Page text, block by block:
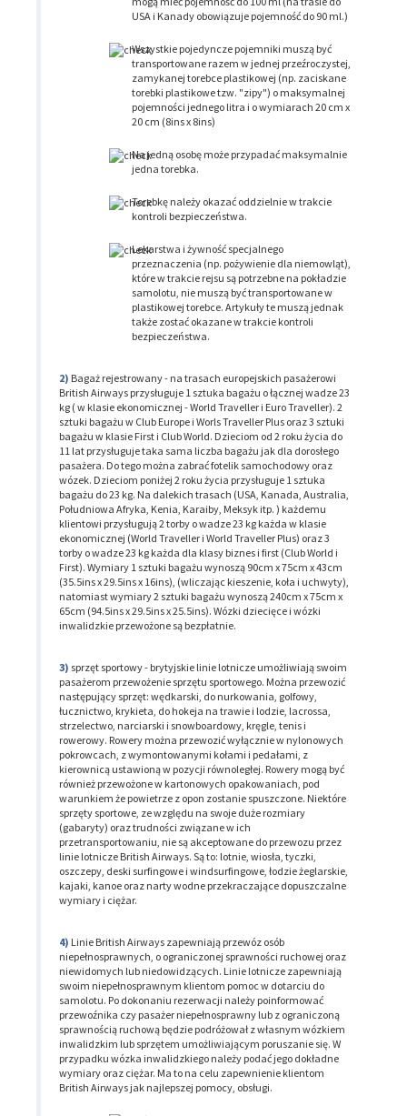
USA i Kanady obowiązuje pojemność do 90 ml.)
Wszystkie pojedyncze pojemniki muszą być
transportowane razem w jednej przeźroczystej,
zamykanej torebce plastikowej (np. zaciskane
torebki plastikowe tzw. "zipy") o maksymalnej
pojemności jednego litra i o wymiarach 20 cm x
20 cm (8ins x 8ins)
Na jedną osobę może przypadać maksymalnie
jedna torebka.
Torebkę należy okazać oddzielnie w trakcie
kontroli bezpieczeństwa.
Lekarstwa i żywność specjalnego
przeznaczenia (np. pożywienie dla niemowląt),
które w trakcie rejsu są potrzebne na pokładzie
samolotu, nie muszą być transportowane w
plastikowej torebce. Artykuły te muszą jednak
także zostać okazane w trakcie kontroli
bezpieczeństwa.
Bagaż rejestrowany - na trasach europejskich pasażerowi
British Airways przysługuje 1 sztuka bagażu o łącznej wadze 23
kg ( w klasie ekonomicznej - World Traveller i Euro Traveller). 2
sztuki bagażu w Club Europe i Worls Traveller Plus oraz 3 sztuki
bagażu w klasie First i Club World. Dzieciom od 2 roku życia do
11 lat przysługuje taka sama liczba bagażu jak dla dorosłego
pasażera. Do tego można zabrać fotelik samochodowy oraz
wózek. Dzieciom poniżej 2 roku życia przysługuje 1 sztuka
bagażu do 23 kg. Na dalekich trasach (USA, Kanada, Australia,
Południowa Afryka, Kenia, Karaiby, Meksyk itp. ) każdemu
klientowi przysługują 2 torby o wadze 23 kg każda w klasie
ekonomicznej (World Traveller i World Traveller Plus) oraz 3
torby o wadze 23 kg każda dla klasy biznes i first (Club World i
First). Wymiary 1 sztuki bagażu wynoszą 90cm x 75cm x 43cm
(35.5ins x 29.5ins x 16ins), (wliczając kieszenie, koła i uchwyty),
natomiast wymiary 2 sztuki bagażu wynoszą 240cm x 75cm x
65cm (94.5ins x 29.5ins x 25.5ins). Wózki dziecięce i wózki
inwalidzkie przewożone są bezpłatnie.
sprzęt sportowy - brytyjskie linie lotnicze umożliwiają swoim
pasażerom przewożenie sprzętu sportowego. Można przewozić
następujący sprzęt: wędkarski, do nurkowania, golfowy,
łucznictwo, krykieta, do hokeja na trawie i lodzie, lacrossa,
strzelectwo, narciarski i snowboardowy, kręgle, tenis i
rowerowy. Rowery można przewozić wyłącznie w nylonowych
pokrowcach, z wymontowanymi kołami i pedałami, z
kierownicą ustawioną w pozycji równoległej. Rowery mogą być
również przewożone w kartonowych opakowaniach, pod
warunkiem że powietrze z opon zostanie spuszczone. Niektóre
sprzęty sportowe, ze względu na swoje duże rozmiary
(gabaryty) oraz trudności związane w ich
przetransportowaniu, nie są akceptowane do przewozu przez
linie lotnicze British Airways. Są to: lotnie, wiosła, tyczki,
oszczepy, deski surfingowe i windsurfingowe, łodzie żeglarskie,
kajaki, kanoe oraz narty wodne przekraczające dopuszczalne
wymiary i ciężar.
Linie British Airways zapewniają przewóz osób
niepełnosprawnych, o ograniczonej sprawności ruchowej oraz
niewidomych lub niedowidzących. Linie lotnicze zapewniają
swoim niepełnosprawnym klientom pomoc w dotarciu do
samolotu. Po dokonaniu rezerwacji należy poinformować
przewoźnika czy pasażer niepełnosprawny lub z ograniczoną
sprawnością ruchową będzie podróżował z własnym wózkiem
inwalidzkim lub sprzętem umożliwiającym poruszanie się. W
przypadku wózka inwalidzkiego należy podać jego dokładne
wymiary oraz ciężar. Ma to na celu zapewnienie klientom
British Airways jak najlepszej pomocy, obsługi.